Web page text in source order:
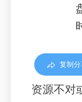
复制
资源不对